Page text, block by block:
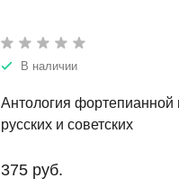
В наличии
Антология фортепианной
русских и советских
1991). Диск 5.
375 руб.